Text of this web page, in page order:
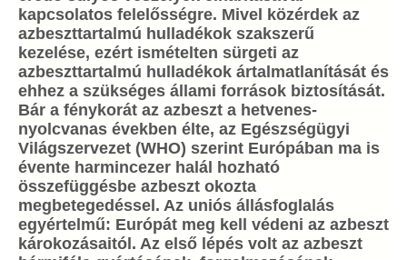
kapcsolatos felelősségre. Mivel közérdek az
azbeszttartalmú hulladékok szakszerű
kezelése, ezért ismételten sürgeti az
azbeszttartalmú hulladékok ártalmatlanítását és
ehhez a szükséges állami források biztosítását.
Bár a fénykorát az azbeszt a hetvenes-
nyolcvanas években élte, az Egészségügyi
Világszervezet (WHO) szerint Európában ma is
évente harmincezer halál hozható
összefüggésbe azbeszt okozta
megbetegedéssel. Az uniós állásfoglalás
egyértelmű: Európát meg kell védeni az azbeszt
károkozásaitól. Az első lépés volt az azbeszt